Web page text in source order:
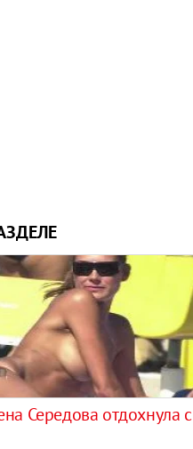
Середова отдохнула с